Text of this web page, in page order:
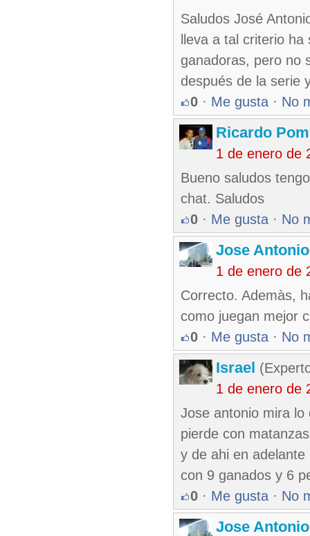
Saludos José
lleva a tal criterio
ganadoras, pero no
después de la serie
0 · Me gusta · No
Ricardo
1 de enero de
Bueno saludos
chat. Saludos
0 · Me gusta · No
Jose
1 de enero de
Correcto. Ademàs,
como juegan mejor
0 · Me gusta · No
Israel
1 de enero de
Jose antonio mira lo
pierde con
y de ahi en
con 9 ganados y 6
0 · Me gusta · No
Jose